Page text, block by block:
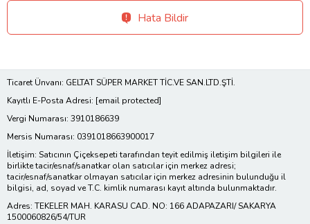
Hata Bildir
Ticaret Ünvanı: GELTAT SÜPER MARKET TİC.VE SAN.LTD.ŞTİ.
Kayıtlı E-Posta Adresi: [email protected]
Vergi Numarası: 3910186639
Mersis Numarası: 0391018663900017
İletişim: Satıcının Çiçeksepeti tarafından teyit edilmiş iletişim bilgileri ile
birlikte tacir/esnaf/sanatkar olan satıcılar için merkez adresi;
tacir/esnaf/sanatkar olmayan satıcılar için merkez adresinin bulunduğu il
bilgisi, ad, soyad ve T.C. kimlik numarası kayıt altında bulunmaktadır.
Adres: TEKELER MAH. KARASU CAD. NO: 166 ADAPAZARI/ SAKARYA
1500060826/54/TUR